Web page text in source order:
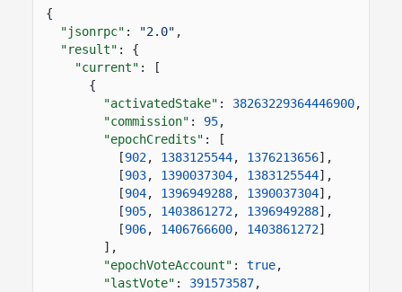
{
"jsonrpc" : "2.0" ,
"result" : {
"current" : [
{
"activatedStake" : 38263229364446900,
"commission" : 95,
"epochCredits" : [
[902, 1383125544, 1376213656],
[903, 1390037304, 1383125544],
[904, 1396949288, 1390037304],
[905, 1403861272, 1396949288],
[906, 1406766600, 1403861272]
],
"epochVoteAccount" : true,
"lastVote" : 391573587,